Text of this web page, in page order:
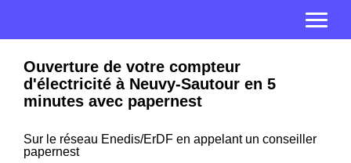
Ouverture de votre compteur
d'électricité à Neuvy-Sautour en 5
minutes avec papernest
Sur le réseau Enedis/ErDF en appelant un conseiller
papernest